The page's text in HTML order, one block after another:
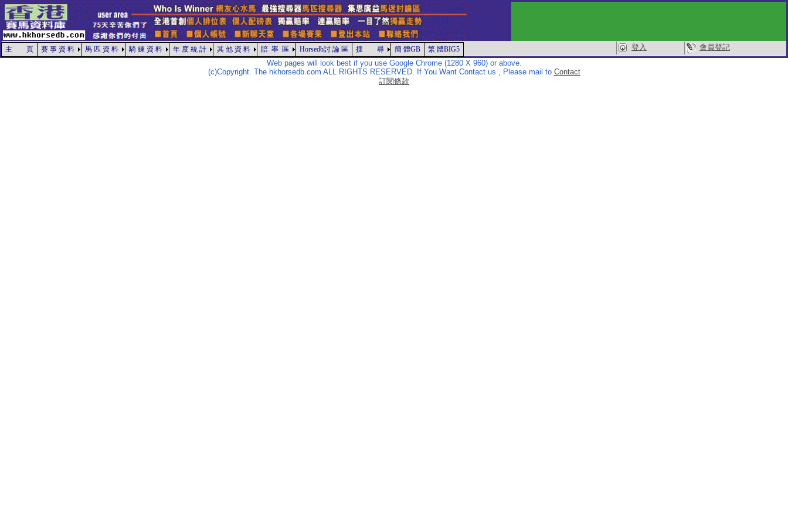
主 頁 賽 事 資 料 馬 匹 資 料 騎 練 資 料 年 度 統 計 其 他 資 料 賠 率 區 Horsedb討 論 區 搜 尋 簡 體GB 繁 體BIG5 登入
會員登記
Web pages will look best if you use Google Chrome (1280 X 960) or above.
(c)Copyright. The hkhorsedb.com ALL RIGHTS RESERVED. If You Want Contact us , Please mail to Contact
訂閱條款